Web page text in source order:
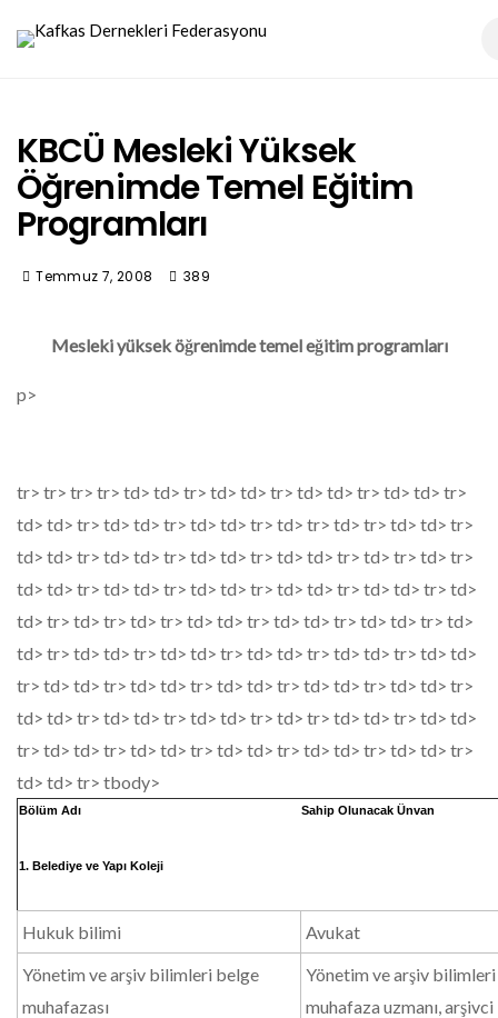
KBCÜ Mesleki Yüksek
Öğrenimde Temel Eğitim
Programları
Temmuz 7, 2008 389
Mesleki yüksek öğrenimde temel eğitim programları
p>
tr> tr> tr> tr> td> td> tr> td> td> tr> td> td> tr> td> td> tr>
td> td> tr> td> td> tr> td> td> tr> td> tr> td> tr> td> td> tr>
td> td> tr> td> td> tr> td> td> tr> td> td> tr> td> tr> td> tr>
td> td> tr> td> td> tr> td> td> tr> td> td> tr> td> td> tr> td>
td> tr> td> tr> td> tr> td> td> tr> td> td> tr> td> td> tr> td>
td> tr> td> td> tr> td> td> tr> td> td> tr> td> td> tr> td> td>
tr> td> td> tr> td> td> tr> td> td> tr> td> td> tr> td> td> tr>
td> td> tr> td> td> tr> td> td> tr> td> tr> td> td> tr> td> td>
tr> td> td> tr> td> td> tr> td> td> tr> td> td> tr> td> td> tr>
td> td> tr> tbody>
Bölüm Adı Sahip Olunacak Ünvan
1. Belediye ve Yapı Koleji
Hukuk bilimi
Avukat
Yönetim ve arşiv bilimleri belge
muhafazası
Yönetim ve arşiv
muhafaza uzmanı, arşivci